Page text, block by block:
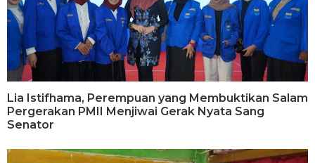
Lia Istifhama, Perempuan yang Membuktikan Salam
Pergerakan PMII Menjiwai Gerak Nyata Sang
Senator